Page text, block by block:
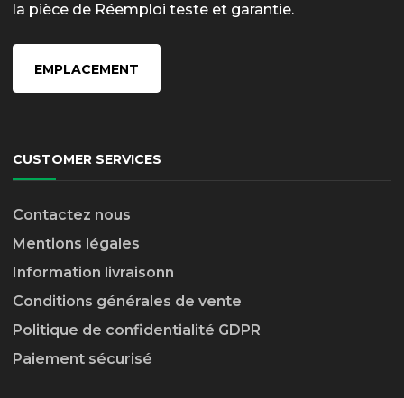
la pièce de Réemploi teste et garantie.
EMPLACEMENT
CUSTOMER SERVICES
Contactez nous
Mentions légales
Information livraisonn
Conditions générales de vente
Politique de confidentialité GDPR
Paiement sécurisé